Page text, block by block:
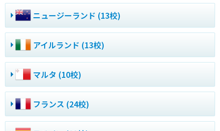
ニュージーランド (13校)
アイルランド (13校)
マルタ (10校)
フランス (24校)